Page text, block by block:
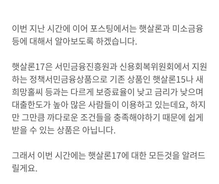
이번 지난 시간에 이어 포스팅에서는 햇살론과 미소금융
등에 대해서 알아보도록 하겠습니다.
햇살론17은 서민금융진흥원과 신용회복위원회에서 지원
하는 정책서민금융상품으로 기존 상품인 햇살론15나 새
희망홀씨 등과는 다르게 보증료율이 낮고 금리가 낮으며
대출한도가 높아 많은 사람들이 이용하고 있는데요, 하지
만 그만큼 까다로운 조건들을 충족해야하기 때문에 쉽게
받을 수 있는 상품은 아닙니다.
그래서 이번 시간에는 햇살론17에 대한 모든것을 알려드
릴게요.